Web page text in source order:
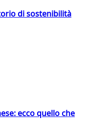
di sostenibilità
ecco quello che